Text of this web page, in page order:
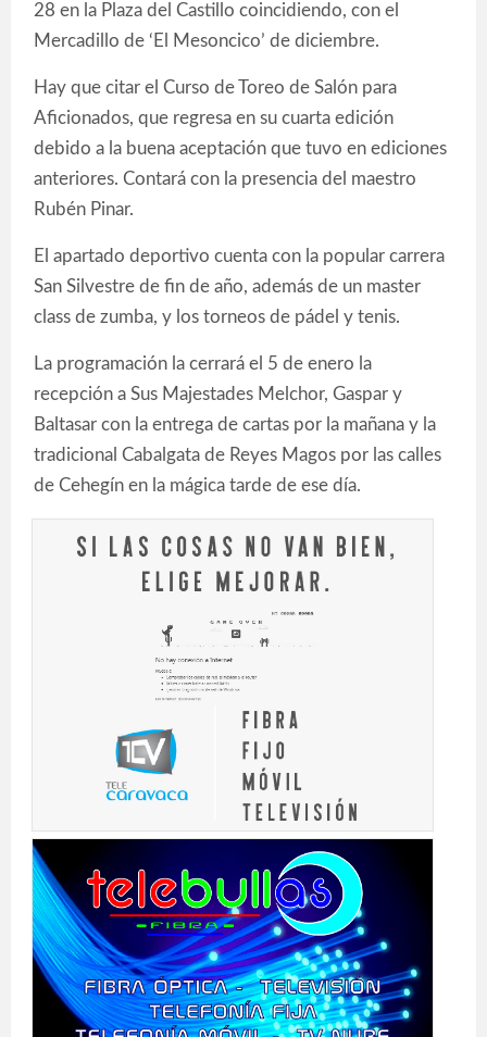
28 en la Plaza del Castillo coincidiendo, con el
Mercadillo de ‘El Mesoncico’ de diciembre.
Hay que citar el Curso de Toreo de Salón para
Aficionados, que regresa en su cuarta edición
debido a la buena aceptación que tuvo en ediciones
anteriores. Contará con la presencia del maestro
Rubén Pinar.
El apartado deportivo cuenta con la popular carrera
San Silvestre de fin de año, además de un master
class de zumba, y los torneos de pádel y tenis.
La programación la cerrará el 5 de enero la
recepción a Sus Majestades Melchor, Gaspar y
Baltasar con la entrega de cartas por la mañana y la
tradicional Cabalgata de Reyes Magos por las calles
de Cehegín en la mágica tarde de ese día.